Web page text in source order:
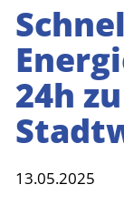
24h
13.05.2025